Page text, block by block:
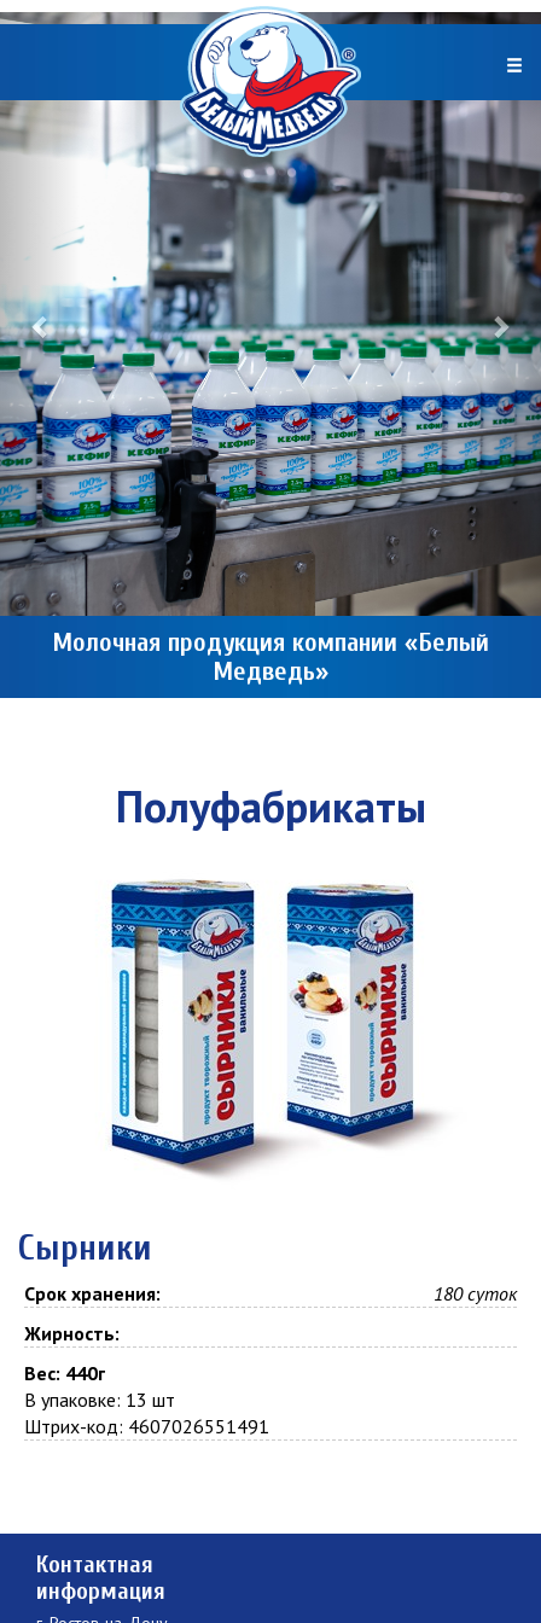
Молочная продукция компании «Белый
Медведь»
Полуфабрикаты
Сырники
Срок хранения:
180 суток
Жирность:
Вес: 440г
В упаковке: 13 шт
Штрих-код: 4607026551491
Контактная
информация